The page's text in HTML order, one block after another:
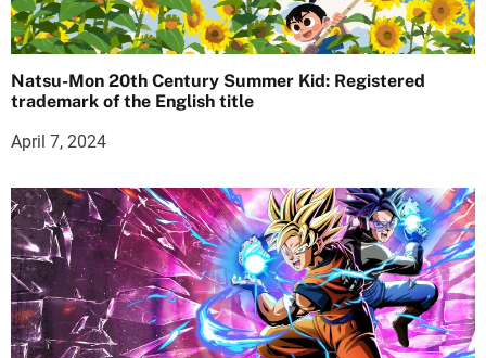
Natsu-Mon 20th Century Summer Kid: Registered
trademark of the English title
April 7, 2024